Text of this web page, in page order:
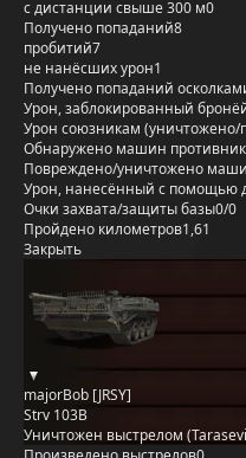
с дистанции свыше 300 м0
Получено попаданий8
пробитий7
не нанёсших урон1
Получено попаданий
Урон, заблокированный
Урон союзникам (уничтожено/
Обнаружено машин
Повреждено/уничтожено
Урон, нанесённый с помощью
Очки захвата/защиты базы0/0
Пройдено километров1,61
Закрыть
majorBob [JRSY]
Strv 103B
Уничтожен выстрелом